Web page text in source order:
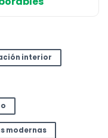
interior
modernas